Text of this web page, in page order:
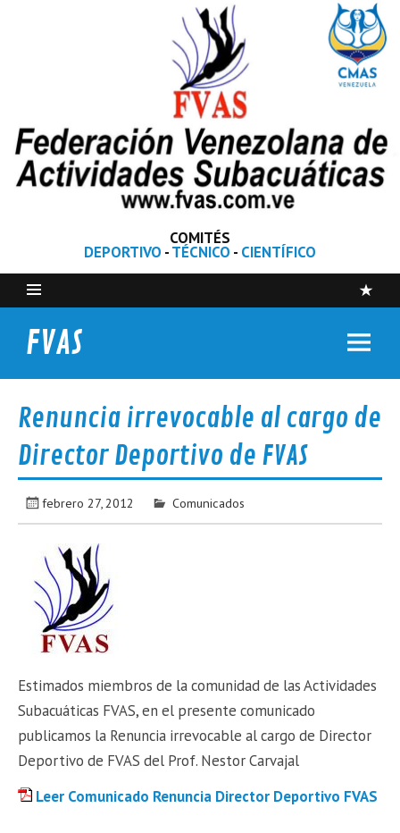
COMITÉS
DEPORTIVO -TÉCNICO - CIENTÍFICO
FVAS
Renuncia irrevocable al cargo de
Director Deportivo de FVAS
febrero 27, 2012 Comunicados
Estimados miembros de la comunidad de las Actividades
Subacuáticas FVAS, en el presente comunicado
publicamos la Renuncia irrevocable al cargo de Director
Deportivo de FVAS del Prof. Nestor Carvajal
Leer Comunicado Renuncia Director Deportivo FVAS